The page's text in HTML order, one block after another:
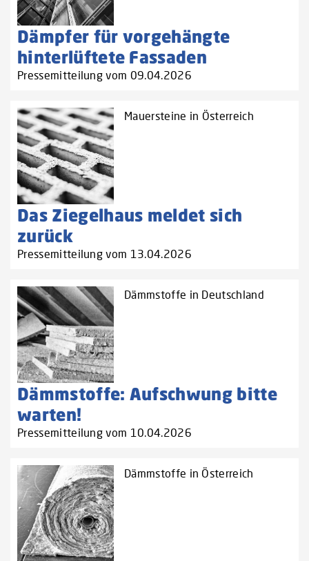
Dämpfer für vorgehängte
hinterlüftete Fassaden
Pressemitteilung vom 09.04.2026
Mauersteine in Österreich
Das Ziegelhaus meldet sich
zurück
Pressemitteilung vom 13.04.2026
Dämmstoffe in Deutschland
Dämmstoffe: Aufschwung bitte
warten!
Pressemitteilung vom 10.04.2026
Dämmstoffe in Österreich